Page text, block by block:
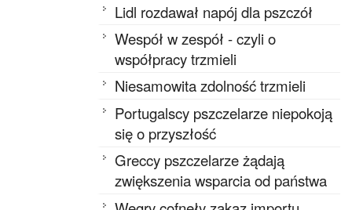
Lidl rozdawał napój dla pszczół
Wespół w zespół - czyli o
współpracy trzmieli
Niesamowita zdolność trzmieli
Portugalscy pszczelarze niepokoją
się o przyszłość
Greccy pszczelarze żądają
zwiększenia wsparcia od państwa